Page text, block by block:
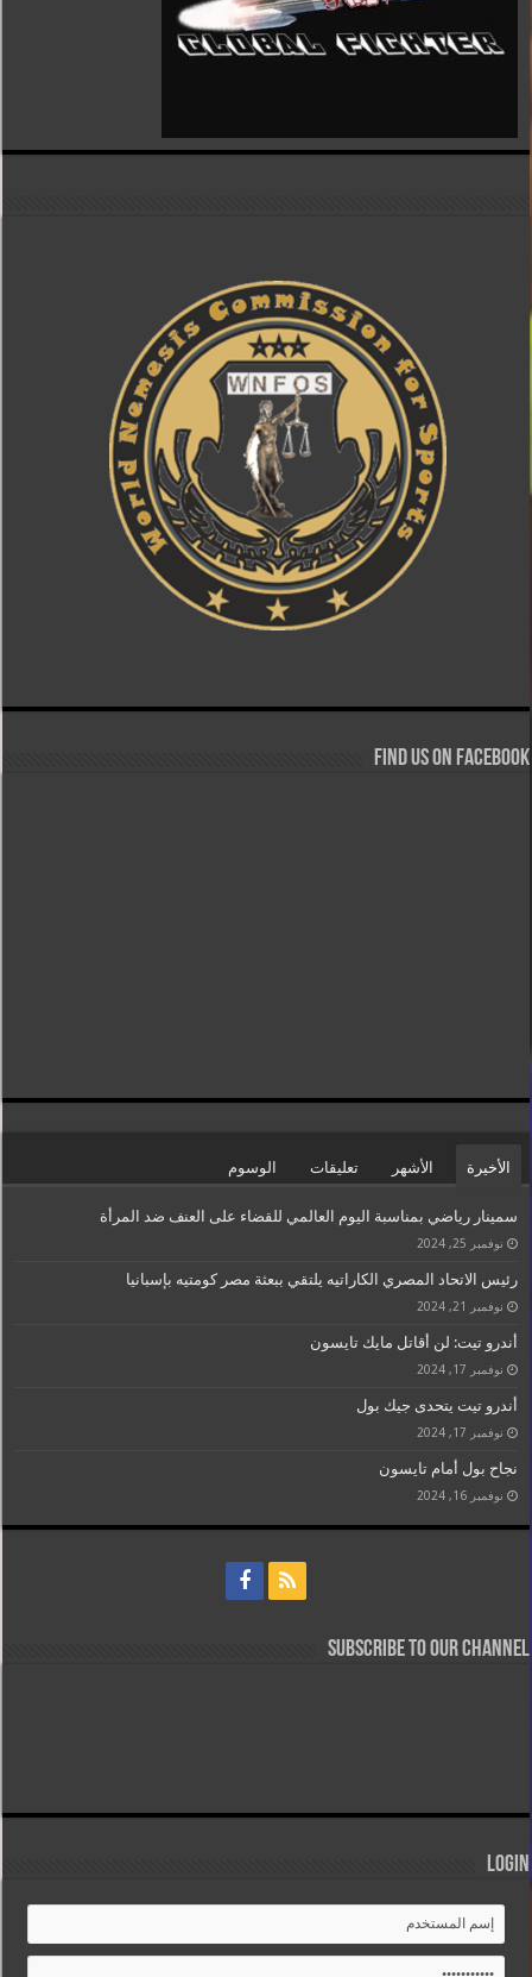
Find us on Facebook
الأخيرة الأشهر تعليقات الوسوم
سمينار رياضي بمناسبة اليوم العالمي للقضاء على العنف ضد المرأة
نوفمبر 25, 2024
رئيس الاتحاد المصري الكاراتيه يلتقي ببعثة مصر كومتيه بإسبانيا
نوفمبر 21, 2024
أندرو تيت: لن أقاتل مايك تايسون
نوفمبر 17, 2024
أندرو تيت يتحدى جيك بول
نوفمبر 17, 2024
نجاح بول أمام تايسون
نوفمبر 16, 2024
Subscribe to our Channel
Login